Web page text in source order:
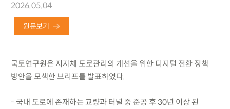
2026.05.04
원문보기
국토연구원은 지자체 도로관리의 개선을 위한 디지털 전환 정책
방안을 모색한 브리프를 발표하였다.
- 국내 도로에 존재하는 교량과 터널 중 준공 후 30년 이상 된